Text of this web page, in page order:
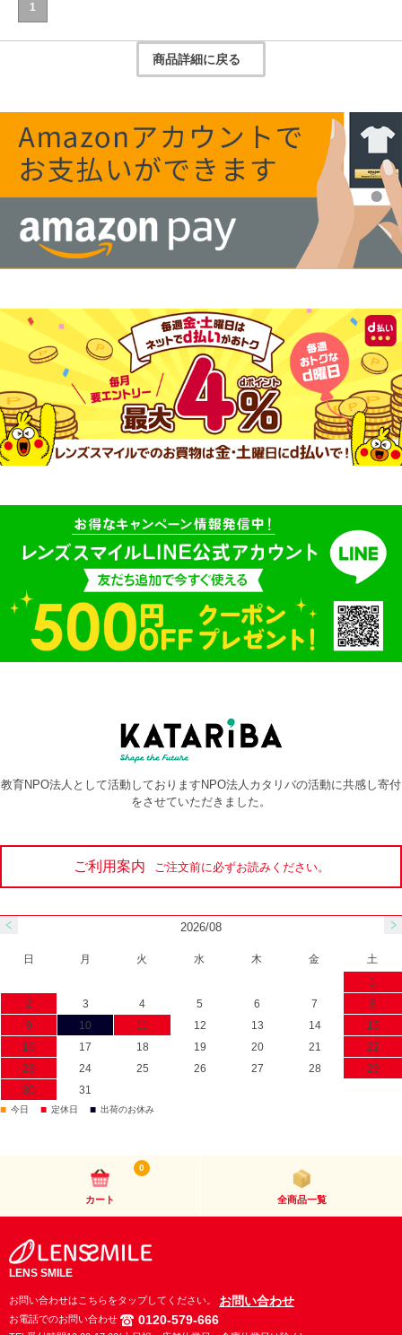
1
商品詳細に戻る
教育NPO法人として活動しておりますNPO法人カタリバの活動に共感し寄付
をさせていただきました。
ご利用案内 ご注文前に必ずお読みください。
2026/08
日 月 火 水 木 金
土
1
2
3 4 5 6 7
8
9
10 11 12 13 14
15
16
17 18 19 20 21
22
23
24 25 26 27 28
29
30
31
■ 今日 ■ 定休日 ■ 出荷のお休み
カート
0
全商品一覧
LENS SMILE
お問い合わせはこちらをタップしてください。 お問い合わせ
お電話でのお問い合わせ 0120-579-666